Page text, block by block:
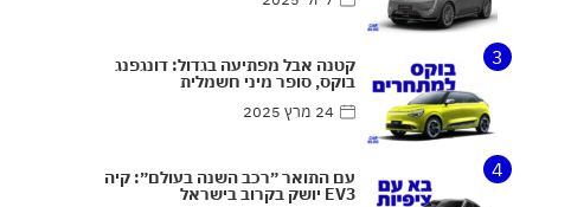
3 קטנה אבל מפתיעה בגדול: דונגפנג
בוקס, סופר מיני חשמלית
24 מרץ 2025
4 עם התואר ״רכב השנה בעולם״: קיה
EV3 יושק בקרוב בישראל